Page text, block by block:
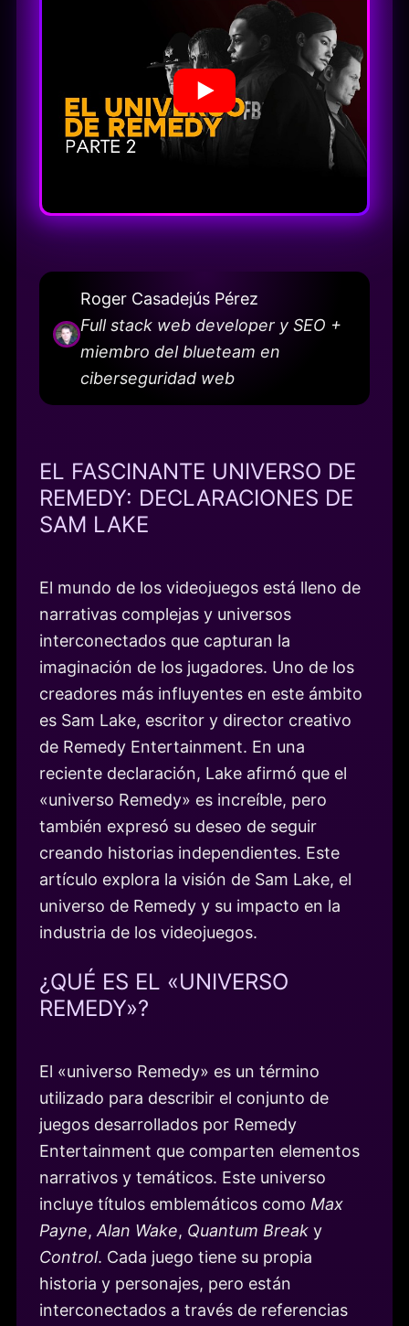
Roger Casadejús Pérez
Full stack web developer y SEO +
miembro del blueteam en
ciberseguridad web
EL FASCINANTE UNIVERSO DE
REMEDY: DECLARACIONES DE
SAM LAKE
El mundo de los videojuegos está lleno de
narrativas complejas y universos
interconectados que capturan la
imaginación de los jugadores. Uno de los
creadores más influyentes en este ámbito
es Sam Lake, escritor y director creativo
de Remedy Entertainment. En una
reciente declaración, Lake afirmó que el
«universo Remedy» es increíble, pero
también expresó su deseo de seguir
creando historias independientes. Este
artículo explora la visión de Sam Lake, el
universo de Remedy y su impacto en la
industria de los videojuegos.
¿QUÉ ES EL «UNIVERSO
REMEDY»?
El «universo Remedy» es un término
utilizado para describir el conjunto de
juegos desarrollados por Remedy
Entertainment que comparten elementos
narrativos y temáticos. Este universo
incluye títulos emblemáticos como Max
Payne,Alan Wake, Quantum Break y
Control. Cada juego tiene su propia
historia y personajes, pero están
interconectados a través de referencias